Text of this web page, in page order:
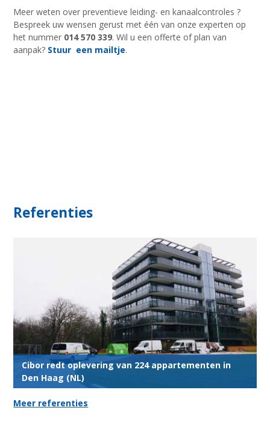
Meer weten over preventieve leiding- en kanaalcontroles ?
Bespreek uw wensen gerust met één van onze experten op
het nummer 014 570 339. Wil u een offerte of plan van
aanpak? Stuur een mailtje.
Referenties
Cibor redt oplevering van 224 appartementen in
Den Haag (NL)
Meer referenties